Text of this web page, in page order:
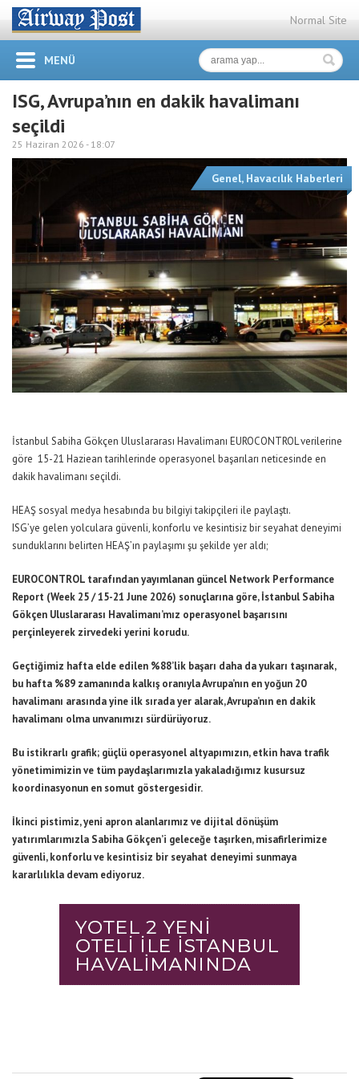
Normal Site
MENÜ
ISG, Avrupa’nın en dakik havalimanı
seçildi
25 Haziran 2026 - 18:07
Genel, Havacılık Haberleri
İstanbul Sabiha Gökçen Uluslararası Havalimanı EUROCONTROL verilerine
göre 15-21 Haziean tarihlerinde operasyonel başarıları neticesinde en
dakik havalimanı seçildi.
HEAŞ sosyal medya hesabında bu bilgiyi takipçileri ile paylaştı.
ISG’ye gelen yolculara güvenli, konforlu ve kesintisiz bir seyahat deneyimi
sunduklarını belirten HEAŞ’ın paylaşımı şu şekilde yer aldı;
EUROCONTROL tarafından yayımlanan güncel Network Performance
Report (Week 25 / 15-21 June 2026) sonuçlarına göre, İstanbul Sabiha
Gökçen Uluslararası Havalimanı’mız operasyonel başarısını
perçinleyerek zirvedeki yerini korudu.
Geçtiğimiz hafta elde edilen %88’lik başarı daha da yukarı taşınarak,
bu hafta %89 zamanında kalkış oranıyla Avrupa’nın en yoğun 20
havalimanı arasında yine ilk sırada yer alarak, Avrupa’nın en dakik
havalimanı olma unvanımızı sürdürüyoruz.
Bu istikrarlı grafik; güçlü operasyonel altyapımızın, etkin hava trafik
yönetimimizin ve tüm paydaşlarımızla yakaladığımız kusursuz
koordinasyonun en somut göstergesidir.
İkinci pistimiz, yeni apron alanlarımız ve dijital dönüşüm
yatırımlarımızla Sabiha Gökçen’i geleceğe taşırken, misafirlerimize
güvenli, konforlu ve kesintisiz bir seyahat deneyimi sunmaya
kararlılıkla devam ediyoruz.